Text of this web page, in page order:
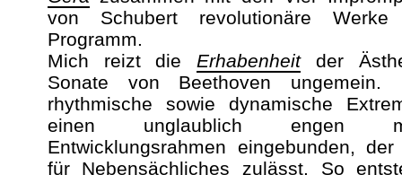
von Schubert revolutionäre
Programm.
Mich reizt die Erhabenheitder
Sonate von Beethoven ungemein.
rhythmische sowie dynamische
einen unglaublich engen
Entwicklungsrahmen eingebunden,
für Nebensächliches zulässt. So